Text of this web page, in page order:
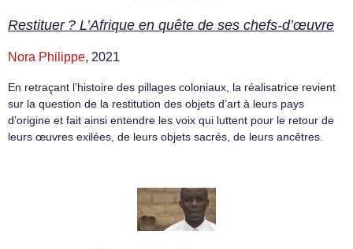
Restituer ? L’Afrique en quête de ses chefs-d’œuvre
Nora Philippe, 2021
En retraçant l’histoire des pillages coloniaux, la réalisatrice revient
sur la question de la restitution des objets d’art à leurs pays
d’origine et fait ainsi entendre les voix qui luttent pour le retour de
leurs œuvres exilées, de leurs objets sacrés, de leurs ancêtres.